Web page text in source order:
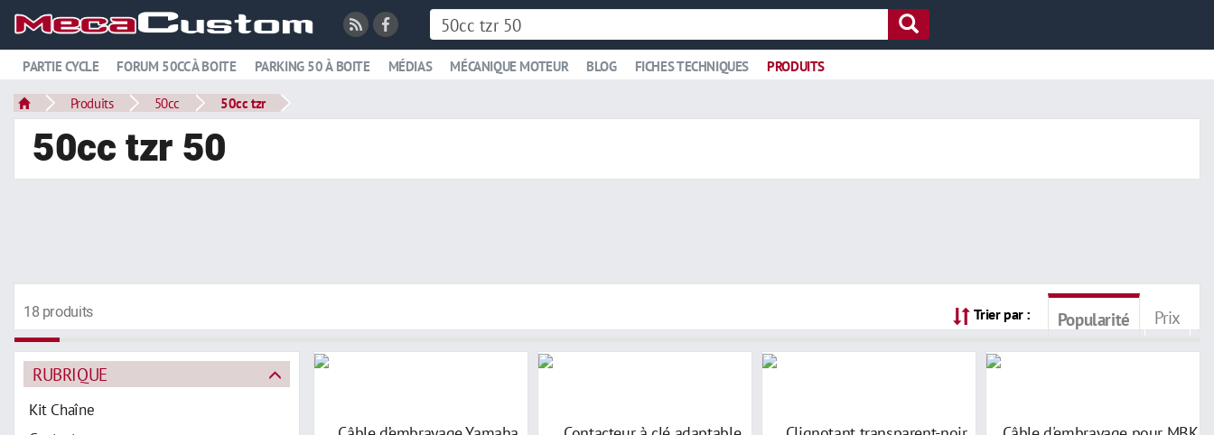
PARTIE CYCLE FORUM 50CC À BOITE PARKING 50 À BOITE MÉDIAS MÉCANIQUE MOTEUR BLOG FICHES TECHNIQUES PRODUITS
Produits 50cc 50cc tzr
50cc tzr 50
18 produits Trier par : Popularité Prix
RUBRIQUE
Kit Chaîne